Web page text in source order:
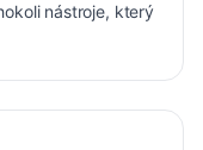
nástroje, který